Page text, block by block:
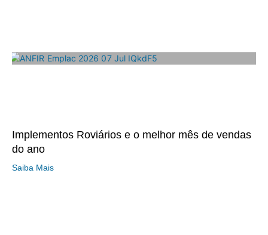
Implementos Roviários e o melhor mês de vendas
do ano
Saiba Mais